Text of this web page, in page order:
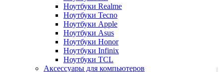
Ноутбуки Realme
Ноутбуки Tecno
Ноутбуки Apple
Ноутбуки Asus
Ноутбуки Honor
Ноутбуки Infinix
Ноутбуки TCL
Аксессуары для компьютеров